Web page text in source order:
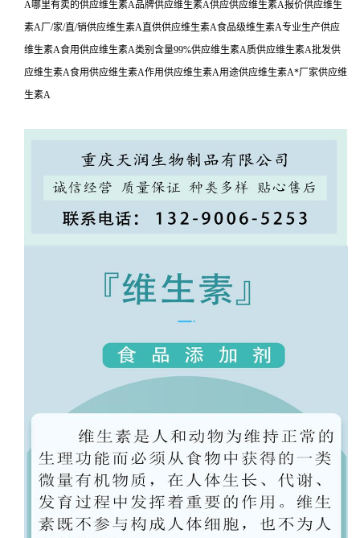
A哪里有卖的供应维生素A品牌供应维生素A供应供应维生素A报价供应维生
素A厂/家/直/销供应维生素A直供供应维生素A食品级维生素A专业生产供应
维生素A食用供应维生素A类别含量99%供应维生素A质供应维生素A批发供
应维生素A食用供应维生素A作用供应维生素A用途供应维生素A*厂家供应维
生素A